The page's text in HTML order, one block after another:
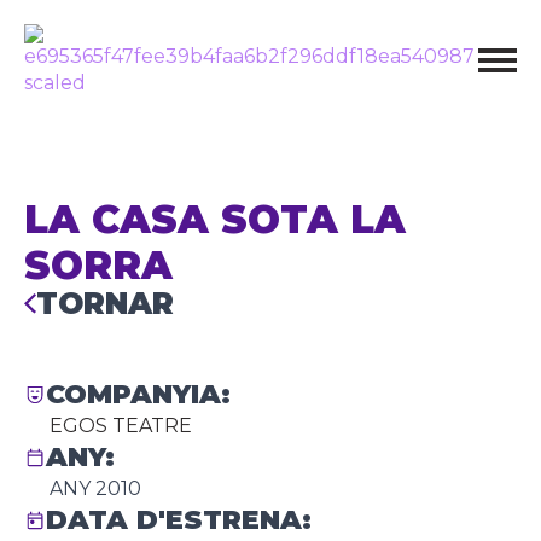
LA CASA SOTA LA
SORRA
TORNAR
COMPANYIA:
EGOS TEATRE
ANY:
ANY 2010
DATA D'ESTRENA: